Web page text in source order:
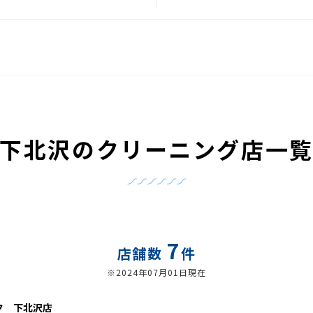
下北沢のクリーニング店一覧
店舗数 7件
※2024年07月01日現在
下北沢店